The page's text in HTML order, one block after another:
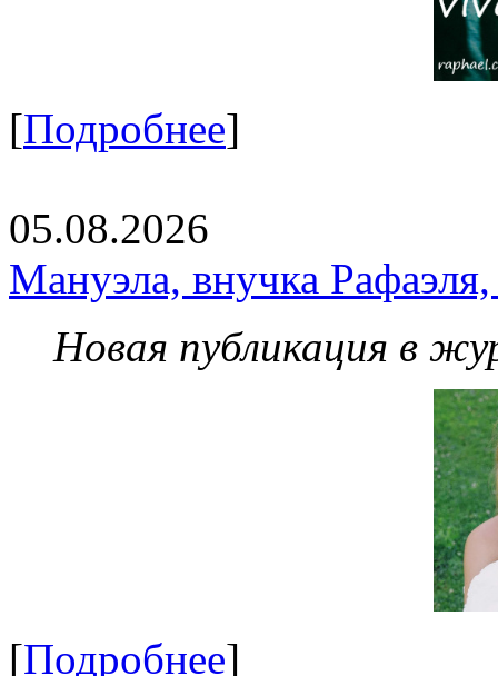
[Подробнее]
05.08.2026
Мануэла, внучка
Новая публикация в
[Подробнее]